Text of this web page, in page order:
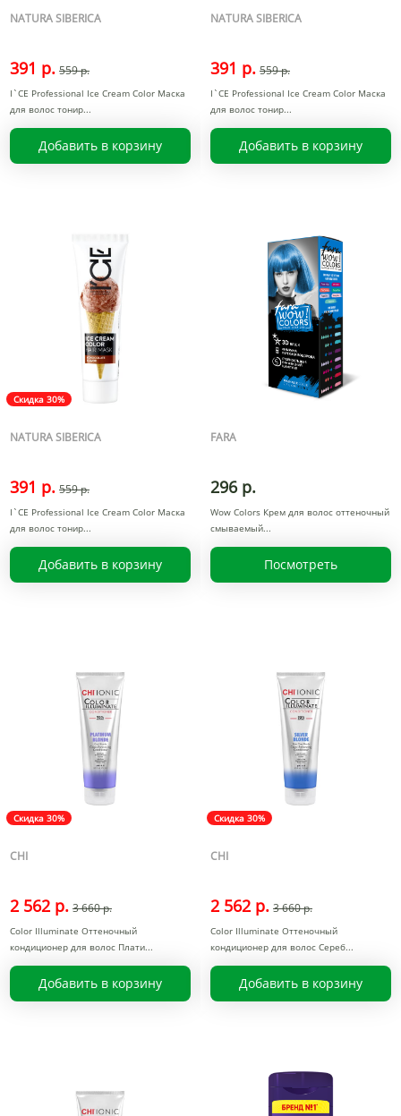
NATURA SIBERICA
391 р. 559 р.
I`CE Professional Ice Cream Color Маска
для волос тонир
Добавить в корзину
NATURA SIBERICA
391 р. 559 р.
I`CE Professional Ice Cream Color Маска
для волос тонир
Добавить в корзину
Скидка 30%
NATURA SIBERICA
391 р. 559 р.
I`CE Professional Ice Cream Color Маска
для волос тонир
Добавить в корзину
FARA
296 р.
Wow Colors Крем для волос оттеночный
смываемый
Посмотреть
Скидка 30%
CHI
2 562 р. 3 660 р.
Color Illuminate Оттеночный
кондиционер для волос Плати
Добавить в корзину
Скидка 30%
CHI
2 562 р. 3 660 р.
Color Illuminate Оттеночный
кондиционер для волос Сереб
Добавить в корзину